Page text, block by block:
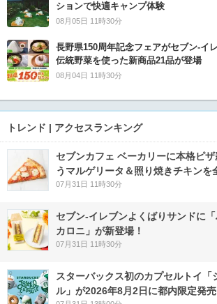
ションで快適キャンプ体験
08月05日 11時30分
長野県150周年記念フェアがセブン-
伝統野菜を使った新商品21品が登場
08月04日 11時30分
トレンド | アクセスランキング
セブンカフェ ベーカリーに本格ピ
うマルゲリータ＆照り焼きチキンを
07月31日 11時30分
セブン‐イレブンよくばりサンドに
カロニ」が新登場！
07月31日 11時30分
スターバックス初のカプセルトイ「
ル」が2026年8月2日に都内限定発売